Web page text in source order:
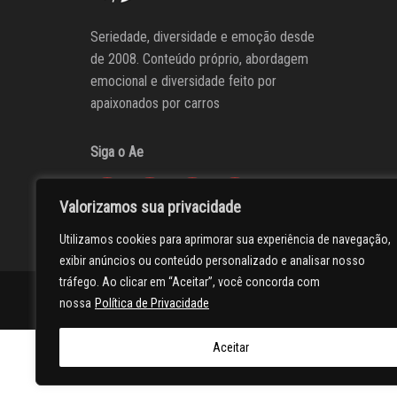
Valorizamos sua privacidade
Utilizamos cookies para aprimorar sua experiência de navegação,
exibir anúncios ou conteúdo personalizado e analisar nosso
tráfego. Ao clicar em “Aceitar”, você concorda com
nossa Política de Privacidade
Aceitar
Seriedade, diversidade e emoção desde
de 2008. Conteúdo próprio, abordagem
emocional e diversidade feito por
apaixonados por carros
Siga o Ae
AUTOentusiastas Editores